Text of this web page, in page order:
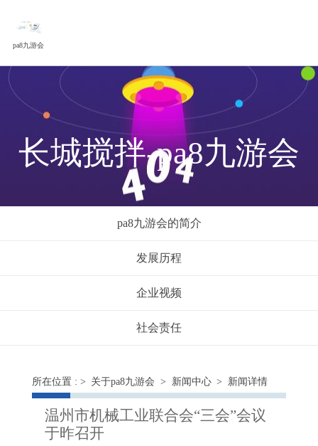
pa8九游会
长城搅拌-pa8九游会
pa8九游会的简介
发展历程
企业视频
社会责任
所在位置 : > 关于pa8九游会 > 新闻中心 > 新闻详情
温州市机械工业联合会“三会”会议
于昨召开